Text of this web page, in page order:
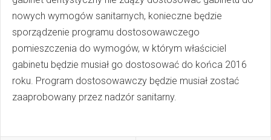
nowych wymogów sanitarnych, konieczne będzie
sporządzenie programu dostosowawczego
pomieszczenia do wymogów, w którym właściciel
gabinetu będzie musiał go dostosować do końca 2016
roku. Program dostosowawczy będzie musiał zostać
zaaprobowany przez nadzór sanitarny.